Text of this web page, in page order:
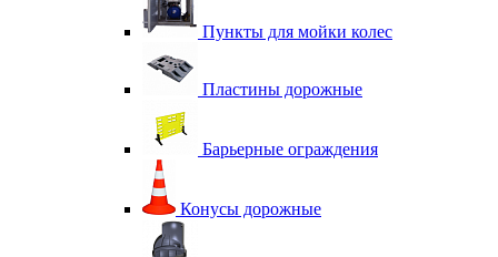
Пункты для мойки колес
Пластины дорожные
Барьерные ограждения
Конусы дорожные